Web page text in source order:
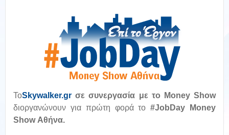
ToSkywalker.gr σε συνεργασία με το Money Show
διοργανώνουν για πρώτη φορά το#JobDay Money
Show Αθήνα.